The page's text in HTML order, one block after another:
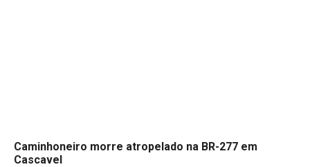
Caminhoneiro morre atropelado na BR-277 em
Cascavel